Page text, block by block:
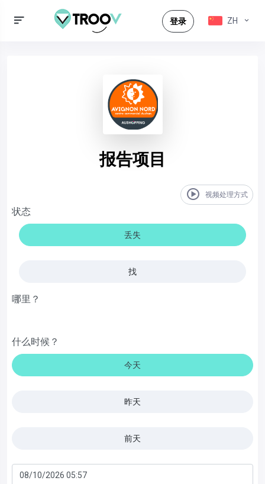
登录 ZH
报告项目
视频处理方式
状态
丢失
找
哪里？
什么时候？
今天
昨天
前天